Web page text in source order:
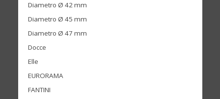
Diametro Ø 42 mm
Diametro Ø 45 mm
Diametro Ø 47 mm
Docce
Elle
EURORAMA
FANTINI